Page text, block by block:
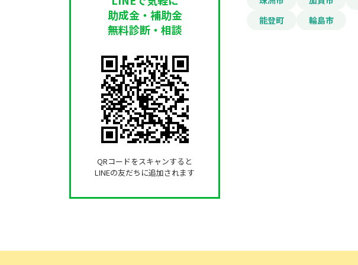
助成金・補助金
無料診断・相談
QRコードをスキャンすると
LINEの友だちに追加されます
能登町
輪島市